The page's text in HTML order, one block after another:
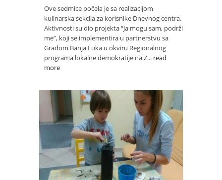
Ove sedmice počela je sa realizacijom
kulinarska sekcija za korisnike Dnevnog centra.
Aktivnosti su dio projekta “Ja mogu sam, podrži
me”, koji se implementira u partnerstvu sa
Gradom Banja Luka u okviru Regionalnog
programa lokalne demokratije na Z... read
more